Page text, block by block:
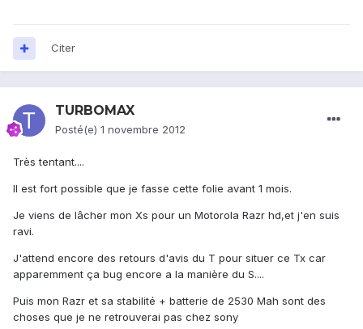
Citer
TURBOMAX
Posté(e) 1 novembre 2012
Très tentant....
Il est fort possible que je fasse cette folie avant 1 mois.
Je viens de lâcher mon Xs pour un Motorola Razr hd,et j'en suis
ravi.
J'attend encore des retours d'avis du T pour situer ce Tx car
apparemment ça bug encore a la manière du S....
Puis mon Razr et sa stabilité + batterie de 2530 Mah sont des
choses que je ne retrouverai pas chez sony